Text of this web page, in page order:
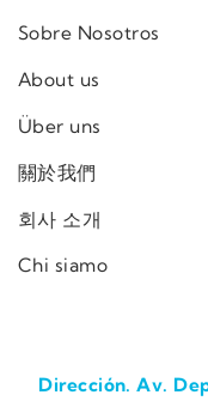
Sobre Nosotros
About us
Über uns
關於我們
회사 소개
Chi siamo
Dirección. Av.